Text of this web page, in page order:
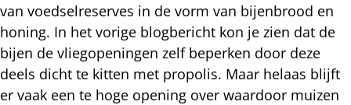
van voedselreserves in de vorm van bijenbrood en
honing. In het vorige blogbericht kon je zien dat de
bijen de vliegopeningen zelf beperken door deze
deels dicht te kitten met propolis. Maar helaas blijft
er vaak een te hoge opening over waardoor muizen